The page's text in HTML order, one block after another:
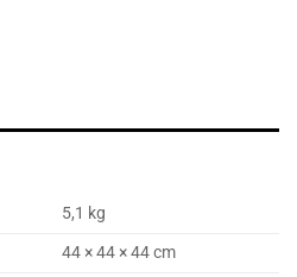
5,1 kg
44 × 44 × 44 cm